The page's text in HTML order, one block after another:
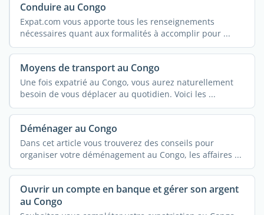
Conduire au Congo
Expat.com vous apporte tous les renseignements
nécessaires quant aux formalités à accomplir pour ...
Moyens de transport au Congo
Une fois expatrié au Congo, vous aurez naturellement
besoin de vous déplacer au quotidien. Voici les ...
Déménager au Congo
Dans cet article vous trouverez des conseils pour
organiser votre déménagement au Congo, les affaires ...
Ouvrir un compte en banque et gérer son argent
au Congo